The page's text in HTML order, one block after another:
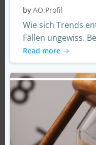
by AO.Profil
Wie sich Trends
Fällen ungewiss.
Read more